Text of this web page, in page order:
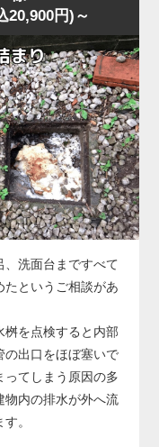
ても奥で止まってい
すると状態が悪化す
すい物はトイレ周辺
た。
に問題がある様
うした「慢性的な詰
因があることが多
改善しません。
きないと判断し、便
スする方法を選択し
、長年の汚れや固形
堆積し、水の流れを
務用のトーラー（ワ
した詰まりを貫通・
一気に改善。
が確認できました。
が悪化すると、トー
態になることがあ
ます。
20,900円)～
、洗面台まですべて
たというご相談があ
桝を点検すると内部
の出口をほぼ塞いで
ってしまう原因の多
物内の排水が外へ流
。